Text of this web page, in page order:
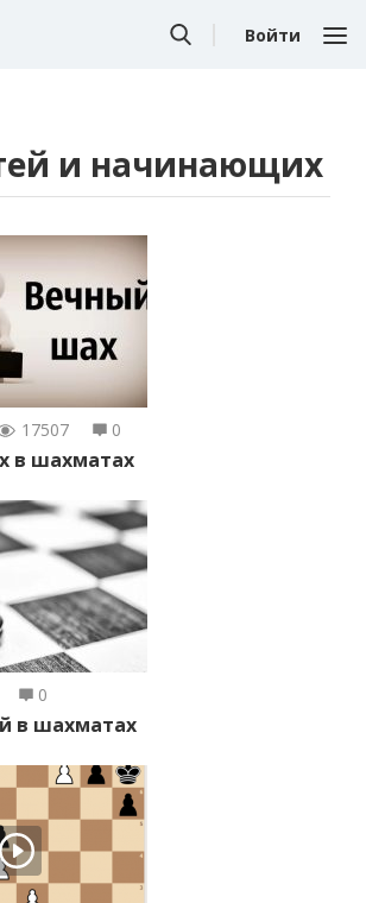
Войти
и начинающих
17507 0
в шахматах
0
в шахматах